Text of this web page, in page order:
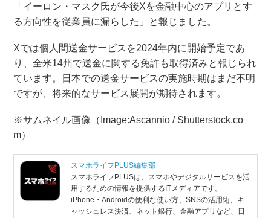
「イーロン・マスク氏が今後Xを金融中心のアプリとす
る方向性を従業員に漏らした」と報じました。
Xでは個人間送金サービスを2024年内に開始予定であ
り、全米14州で送金に関する免許も取得済みと報じられ
ています。日本での送金サービスの実施時期はまだ不明
ですが、将来的なサービス展開が期待されます。
※サムネイル画像（Image:Ascannio / Shutterstock.co
m）
スマホライフPLUS編集部
スマホライフPLUSは、スマホやデジタルサービスを活
用するための情報を提供するITメディアです。
iPhone・Androidの便利な使い方、SNSの活用術、キ
ャッシュレス決済、ネット銀行、金融アプリなど、日